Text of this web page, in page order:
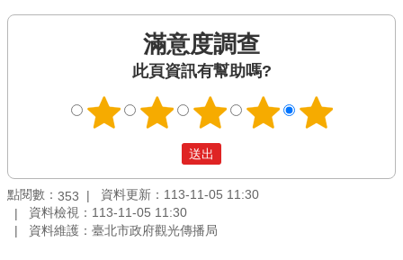
滿意度調查
此頁資訊有幫助嗎?
點閱數： 353
資料更新：113-11-05 11:30
資料檢視：113-11-05 11:30
資料維護：臺北市政府觀光傳播局